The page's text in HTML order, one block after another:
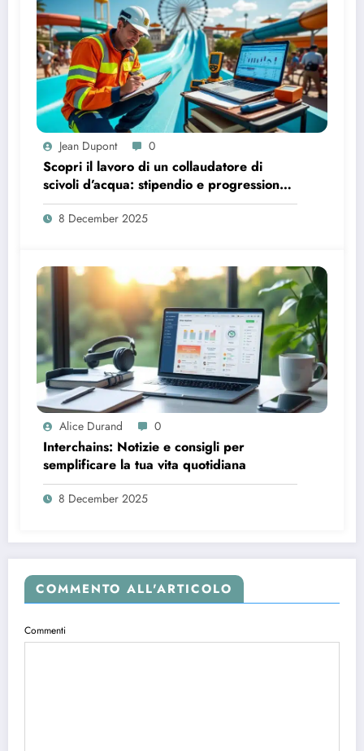
Jean Dupont 0
Scopri il lavoro di un collaudatore di
scivoli d’acqua: stipendio e progressione
di carriera
8 December 2025
Alice Durand 0
Interchains: Notizie e consigli per
semplificare la tua vita quotidiana
8 December 2025
COMMENTO ALL'ARTICOLO
Commenti